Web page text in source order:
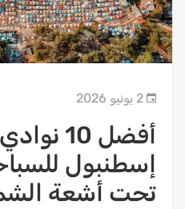
2 يونيو 2026
أفضل
إسطنبول
تحت أشعة